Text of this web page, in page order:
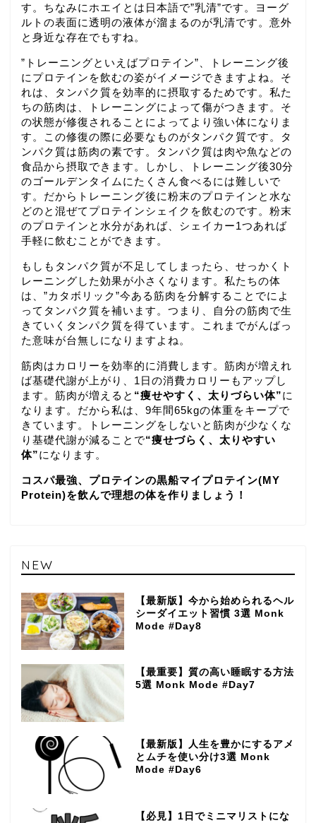
す。ちなみにホエイとは日本語で”乳清”です。ヨーグ
ルトの表面に透明の液体が溜まるのが乳清です。意外
と身近な存在でもすね。
”トレーニングといえばプロテイン”、トレーニング後
にプロテインを飲むの姿がイメージできますよね。そ
れは、タンパク質を効率的に摂取するためです。私た
ちの筋肉は、トレーニングによって傷がつきます。そ
の状態が修復されることによってより強い体になりま
す。この修復の際に必要なものがタンパク質です。タ
ンパク質は筋肉の素です。タンパク質は肉や魚などの
食品から摂取できます。しかし、トレーニング後30分
のゴールデンタイムにたくさん食べるには難しいで
す。だからトレーニング後に粉末のプロテインと水な
どのと混ぜてプロテインシェイクを飲むのです。粉末
のプロテインと水分があれば、シェイカー1つあれば
手軽に飲むことができます。
もしもタンパク質が不足してしまったら、せっかくト
レーニングした効果が小さくなります。私たちの体
は、”カタボリック”今ある筋肉を分解することでによ
ってタンパク質を補います。つまり、自分の筋肉で生
きていくタンパク質を得ています。これまでがんばっ
た意味が台無しになりますよね。
筋肉はカロリーを効率的に消費します。筋肉が増えれ
ば基礎代謝が上がり、1日の消費カロリーもアップし
ます。筋肉が増えると “痩せやすく、太りづらい体”に
なります。だから私は、9年間65kgの体重をキープで
きています。トレーニングをしないと筋肉が少なくな
り基礎代謝が減ることで“痩せづらく、太りやすい
体”になります。
コスパ最強、プロテインの黒船マイプロテイン(MY
Protein)を飲んで理想の体を作りましょう！
NEW
【最新版】今から始められるヘル
シーダイエット習慣 3選 Monk
Mode #Day8
【最重要】質の高い睡眠する方法
5選 Monk Mode #Day7
【最新版】人生を豊かにするアメ
とムチを使い分け3選 Monk
Mode #Day6
【必見】1日でミニマリストにな